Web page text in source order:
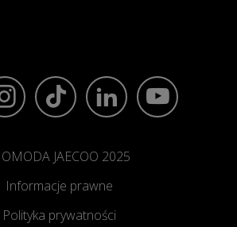
JAECOO 2025
Informacje prawne
Polityka prywatności